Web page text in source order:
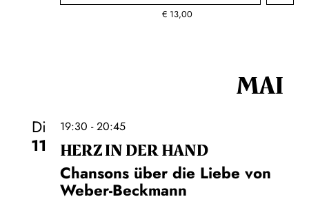
€ 13,00
MAI
Di
11
19:30 - 20:45
HERZ IN DER HAND
Chansons über die Liebe von
Weber-Beckmann